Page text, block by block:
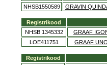
NHSB1550589
GRAVIN
Registrikood
NHSB 1345332
GRAAF
LOE411751
GRAAF
Registrikood